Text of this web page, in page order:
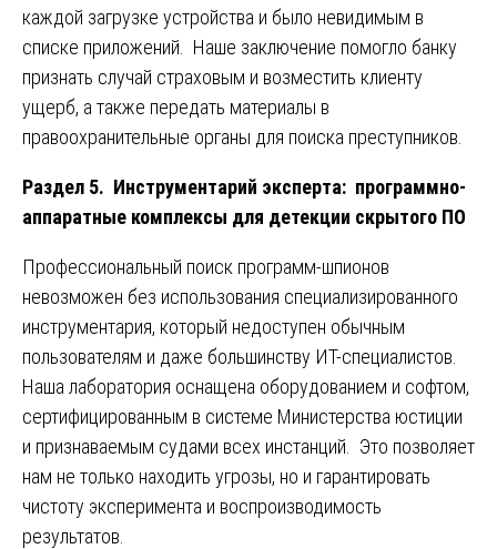
каждой загрузке устройства и было невидимым в
списке приложений. Наше заключение помогло банку
признать случай страховым и возместить клиенту
ущерб, а также передать материалы в
правоохранительные органы для поиска преступников.
Раздел 5. Инструментарий эксперта: программно-
аппаратные комплексы для детекции скрытого ПО
Профессиональный поиск программ-шпионов
невозможен без использования специализированного
инструментария, который недоступен обычным
пользователям и даже большинству ИТ-специалистов.
Наша лаборатория оснащена оборудованием и софтом,
сертифицированным в системе Министерства юстиции
и признаваемым судами всех инстанций. Это позволяет
нам не только находить угрозы, но и гарантировать
чистоту эксперимента и воспроизводимость
результатов.